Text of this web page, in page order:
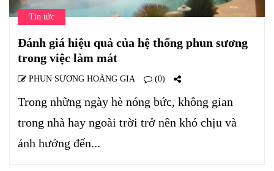
Tin tức
Đánh giá hiệu quả của hệ thống phun sương
trong việc làm mát
PHUN SƯƠNG HOÀNG GIA (0)
Trong những ngày hè nóng bức, không gian
trong nhà hay ngoài trời trở nên khó chịu và
ảnh hưởng đến...